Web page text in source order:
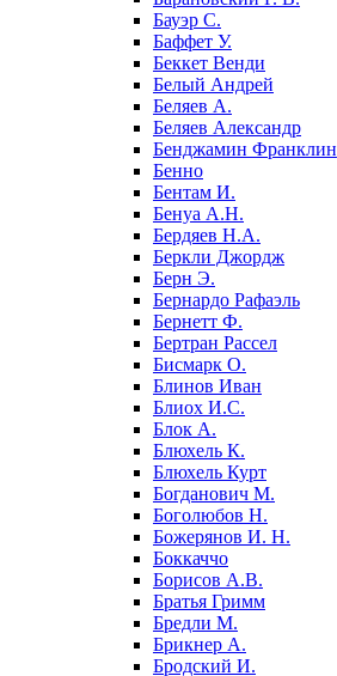
Бауэр С.
Баффет У.
Беккет Венди
Белый Андрей
Беляев А.
Беляев Александр
Бенджамин Франклин
Бенно
Бентам И.
Бенуа А.Н.
Бердяев Н.А.
Беркли Джордж
Берн Э.
Бернардо Рафаэль
Бернетт Ф.
Бертран Рассел
Бисмарк О.
Блинов Иван
Блиох И.С.
Блок А.
Блюхель К.
Блюхель Курт
Богданович М.
Боголюбов Н.
Божерянов И. Н.
Боккаччо
Борисов А.В.
Братья Гримм
Бредли М.
Брикнер А.
Бродский И.